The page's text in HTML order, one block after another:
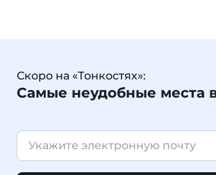
Скоро на «Тонкостях»:
Самые неудобные места